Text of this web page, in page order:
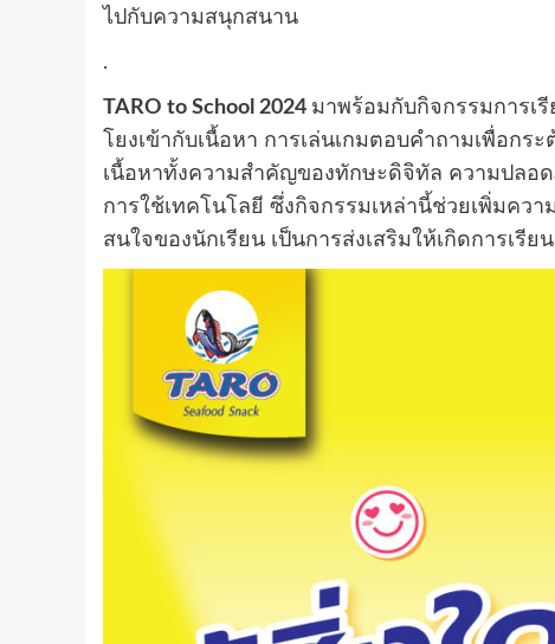
ไปกับความสนุกสนาน
.
TARO to School 2024 มาพร้อมกับกิจกรรมการเ
โยงเข้ากับเนื้อหา การเล่นเกมตอบคำถามเพื่อก
เนื้อหาทั้งความสำคัญของทักษะดิจิทัล ความปลอ
การใช้เทคโนโลยี ซึ่งกิจกรรมเหล่านี้ช่วยเพิ่มค
สนใจของนักเรียน เป็นการส่งเสริมให้เกิดการเรี